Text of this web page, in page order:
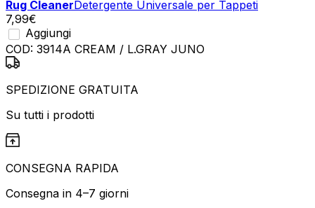
Rug CleanerDetergente Universale per Tappeti
7,99€
Aggiungi
COD: 3914A CREAM / L.GRAY JUNO
SPEDIZIONE GRATUITA
Su tutti i prodotti
CONSEGNA RAPIDA
Consegna in 4–7 giorni